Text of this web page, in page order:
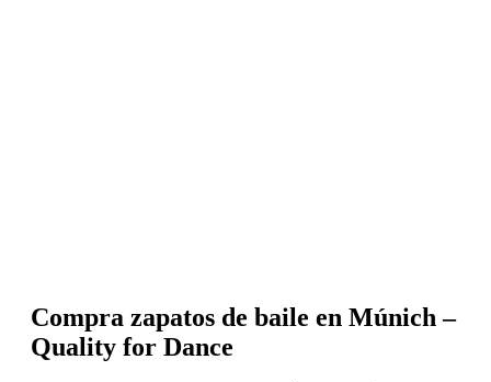
Compra zapatos de baile en Múnich –
Quality for Dance